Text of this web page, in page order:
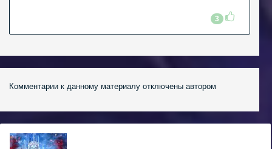
3
Комментарии к данному материалу отключены автором